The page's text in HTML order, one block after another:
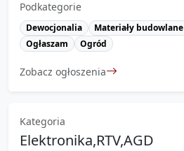
Podkategorie
Dewocjonalia Materiały budowlane
Ogłaszam
Ogród
Zobacz ogłoszenia
Kategoria
Elektronika,RTV,AGD